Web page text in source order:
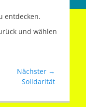
entdecken.
und wählen
Nächster →
Solidarität